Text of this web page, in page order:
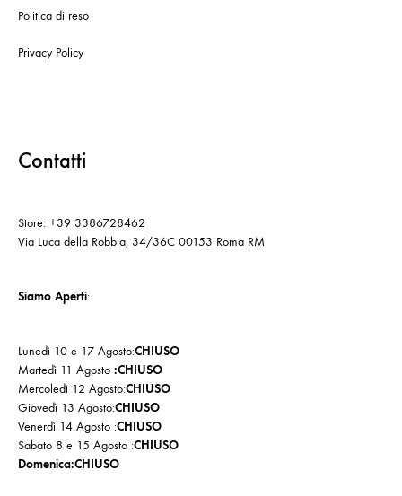
Politica di reso
Privacy Policy
Contatti
Store: +39 3386728462
Via Luca della Robbia, 34/36C 00153 Roma RM
Siamo Aperti:
Lunedì 10 e 17 Agosto:CHIUSO
Martedì 11 Agosto :CHIUSO
Mercoledì 12 Agosto:CHIUSO
Giovedì 13 Agosto:CHIUSO
Venerdì 14 Agosto :CHIUSO
Sabato 8 e 15 Agosto :CHIUSO
Domenica:CHIUSO